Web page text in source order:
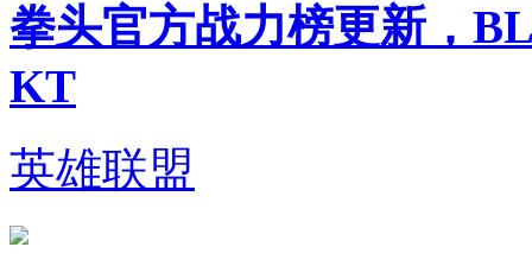
拳头官方战力榜更新，
KT
英雄联盟